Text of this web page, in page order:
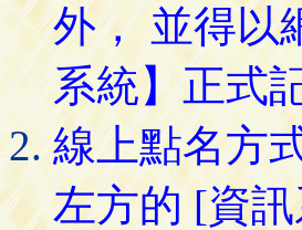
外， 並得以
系統】正式
線上點名方
左方的 [資